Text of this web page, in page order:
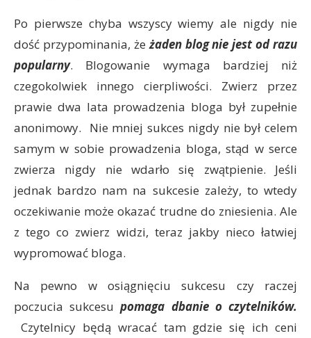
Po pierwsze chyba wszyscy wiemy ale nigdy nie
dość przypominania, żeżaden blog nie jest od razu
popularny. Blogowanie wymaga bardziej niż
czegokolwiek innego cierpliwości. Zwierz przez
prawie dwa lata prowadzenia bloga był zupełnie
anonimowy. Nie mniej sukces nigdy nie był celem
samym w sobie prowadzenia bloga, stąd w serce
zwierza nigdy nie wdarło się zwątpienie. Jeśli
jednak bardzo nam na sukcesie zależy, to wtedy
oczekiwanie może okazać trudne do zniesienia. Ale
z tego co zwierz widzi, teraz jakby nieco łatwiej
wypromować bloga.
Na pewno w osiągnięciu sukcesu czy raczej
poczucia sukcesupomaga dbanie o czytelników.
Czytelnicy będą wracać tam gdzie się ich ceni